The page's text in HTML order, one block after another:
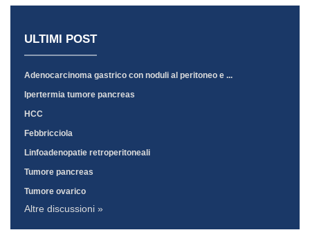
ULTIMI POST
Adenocarcinoma gastrico con noduli al peritoneo e ...
Ipertermia tumore pancreas
HCC
Febbricciola
Linfoadenopatie retroperitoneali
Tumore pancreas
Tumore ovarico
Altre discussioni »